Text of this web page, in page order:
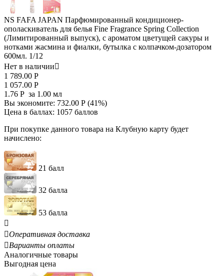
NS FAFA JAPAN Парфюмированный кондиционер-
ополаскиватель для белья Fine Fragrance Spring Collection
(Лимитированный выпуск), с ароматом цветущей сакуры и
нотками жасмина и фиалки, бутылка с колпачком-дозатором
600мл. 1/12
Нет в наличии
1 789.00 Р
1 057.00 Р
1.76 Р за 1.00 мл
Вы экономите: 732.00 Р (41%)
Цена в баллах: 1057 баллов
При покупке данного товара на Клубную карту будет
начислено:
21 балл
32 балла
53 балла

Оперативная доставка
Варианты оплаты
Аналогичные товары
Выгодная цена